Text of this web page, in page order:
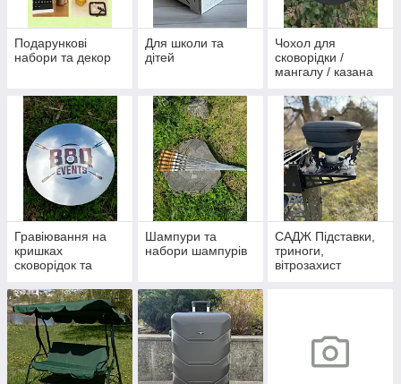
Подарункові
набори та декор
Для школи та
дітей
Чохол для
сковорідки /
мангалу / казана
Гравіювання на
кришках
сковорідок та
Шампури та
набори шампурів
САДЖ Підставки,
триноги,
вітрозахист